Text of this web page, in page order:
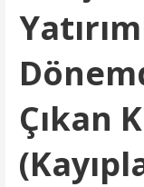
Çıkan